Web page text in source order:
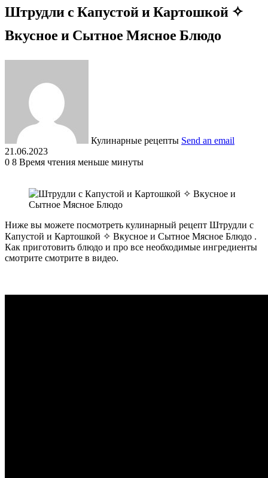
Штрудли с Капустой и Картошкой ✧
Вкусное и Сытное Мясное Блюдо
Кулинарные рецепты Send an email
21.06.2023
0 8 Время чтения меньше минуты
Ниже вы можете посмотреть кулинарный рецепт Штрудли с
Капустой и Картошкой ✧ Вкусное и Сытное Мясное Блюдо .
Как приготовить блюдо и про все необходимые ингредиенты
смотрите смотрите в видео.